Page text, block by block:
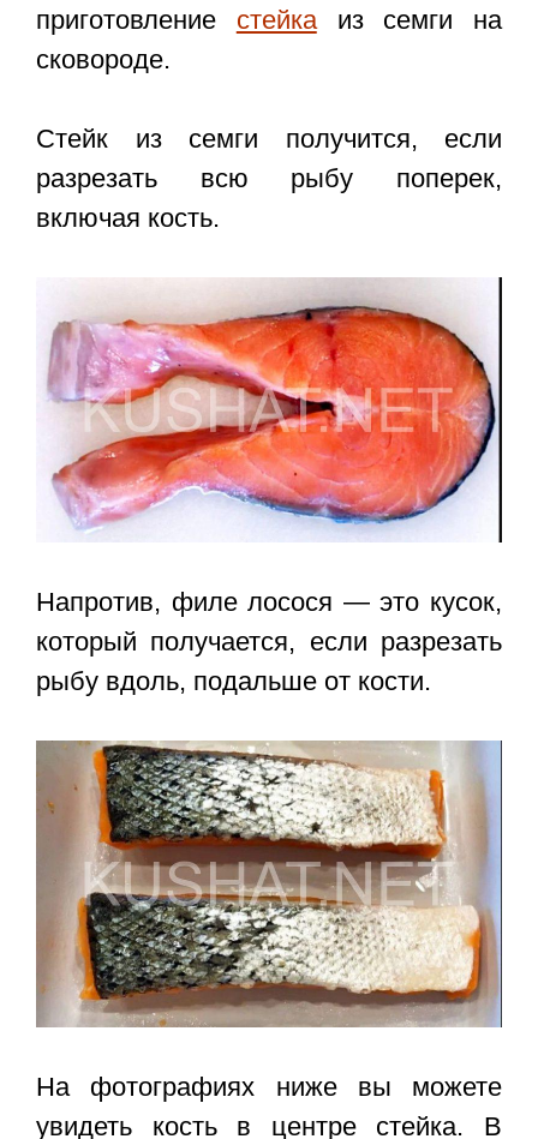
приготовление стейкаиз семги на
сковороде.
Стейк из семги получится, если
разрезать всю рыбу поперек,
включая кость.
Напротив, филе лосося — это кусок,
который получается, если разрезать
рыбу вдоль, подальше от кости.
На фотографиях ниже вы можете
увидеть кость в центре стейка. В